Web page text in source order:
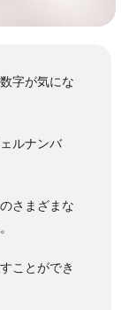
字が気にな
ルナンバ
さまざまな
ことができ